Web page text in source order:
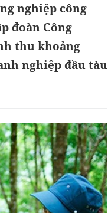
nghiệp công
đoàn Công
thu khoảng
nghiệp đầu tàu